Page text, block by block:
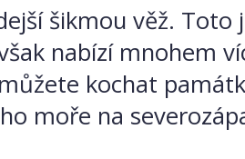
šikmou věž.
nabízí mnohem
kochat
moře na